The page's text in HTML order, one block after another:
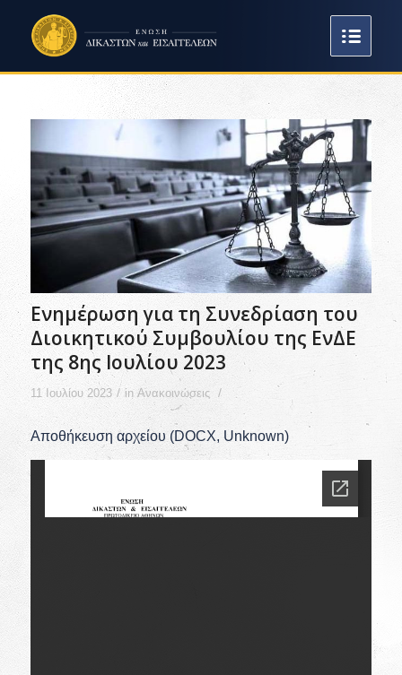
Ενημέρωση για τη Συνεδρίαση του
Διοικητικού Συμβουλίου της ΕνΔΕ
της 8ης Ιουλίου 2023
11 Ιουλίου 2023 / in Ανακοινώσεις /
Αποθήκευση αρχείου (DOCX, Unknown)